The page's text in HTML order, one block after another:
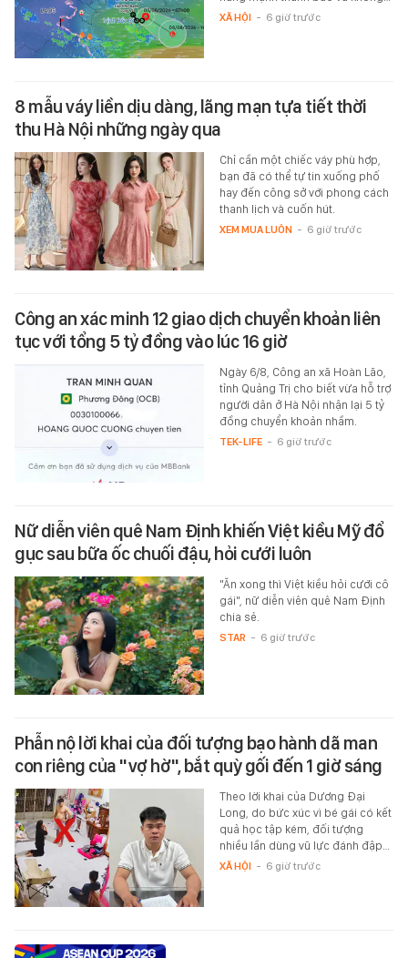
XÃ HỘI - 6 giờ trước
8 mẫu váy liền dịu dàng, lãng mạn tựa tiết thời
thu Hà Nội những ngày qua
Chỉ cần một chiếc váy phù hợp,
bạn đã có thể tự tin xuống phố
hay đến công sở với phong cách
thanh lịch và cuốn hút.
XEM MUA LUÔN - 6 giờ trước
Công an xác minh 12 giao dịch chuyển khoản liên
tục với tổng 5 tỷ đồng vào lúc 16 giờ
Ngày 6/8, Công an xã Hoàn Lão,
tỉnh Quảng Trị cho biết vừa hỗ trợ
người dân ở Hà Nội nhận lại 5 tỷ
đồng chuyển khoản nhầm.
TEK-LIFE - 6 giờ trước
Nữ diễn viên quê Nam Định khiến Việt kiều Mỹ đổ
gục sau bữa ốc chuối đậu, hỏi cưới luôn
"Ăn xong thì Việt kiều hỏi cưới cô
gái", nữ diễn viên quê Nam Định
chia sẻ.
STAR - 6 giờ trước
Phẫn nộ lời khai của đối tượng bạo hành dã man
con riêng của "vợ hờ", bắt quỳ gối đến 1 giờ sáng
Theo lời khai của Dương Đại
Long, do bức xúc vì bé gái có kết
quả học tập kém, đối tượng
nhiều lần dùng vũ lực đánh đập…
XÃ HỘI - 6 giờ trước